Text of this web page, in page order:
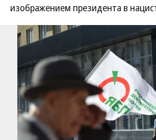
изображением президента в